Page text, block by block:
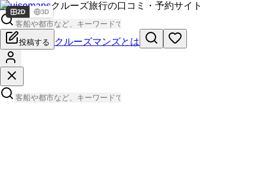
Cruisemansクルーズ旅行の口コミ・予約サイト
投稿する クルーズマンズとは
2D 3D